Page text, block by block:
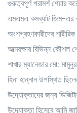
গুরুত্বপূর্ণ পরামর্শ শেয়ার
এমএমএ কমব্যাট জিম-এর
অংশগ্রহণকারীদের
আত্মরক্ষার বিভিন্ন কৌশল
শাখার ম্যানেজার মো:
হিনা হান্নান উপস্থিত
উদ্যোক্তাদের জন্য
উদ্যোক্তা হিসেবে আমি